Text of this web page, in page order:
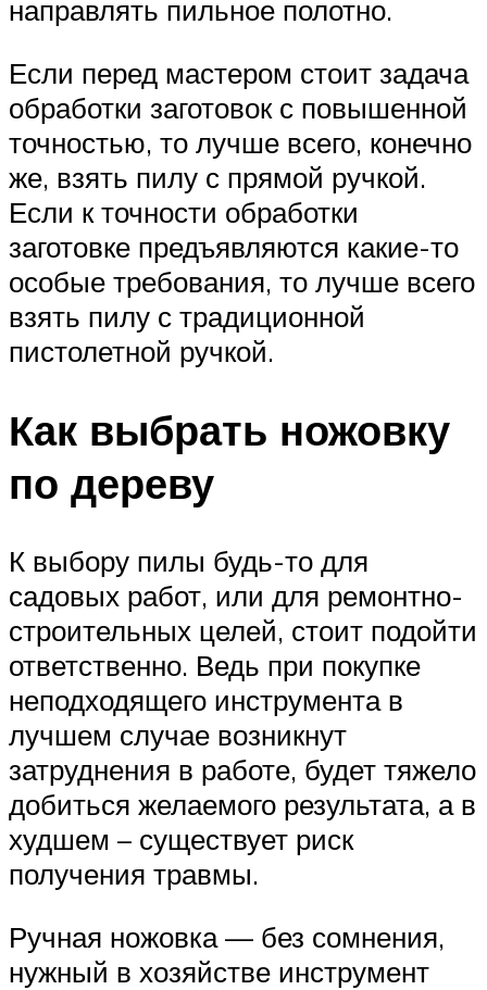
направлять пильное полотно.
Если перед мастером стоит задача
обработки заготовок с повышенной
точностью, то лучше всего, конечно
же, взять пилу с прямой ручкой.
Если к точности обработки
заготовке предъявляются какие-то
особые требования, то лучше всего
взять пилу с традиционной
пистолетной ручкой.
Как выбрать ножовку
по дереву
К выбору пилы будь-то для
садовых работ, или для ремонтно-
строительных целей, стоит подойти
ответственно. Ведь при покупке
неподходящего инструмента в
лучшем случае возникнут
затруднения в работе, будет тяжело
добиться желаемого результата, а в
худшем – существует риск
получения травмы.
Ручная ножовка — без сомнения,
нужный в хозяйстве инструмент